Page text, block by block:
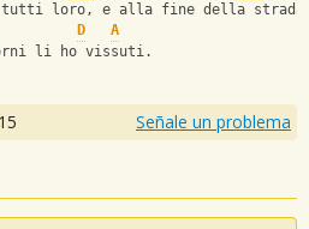
tutti loro, e alla fine della strada
D
A
li ho vissuti.
Señale un problema